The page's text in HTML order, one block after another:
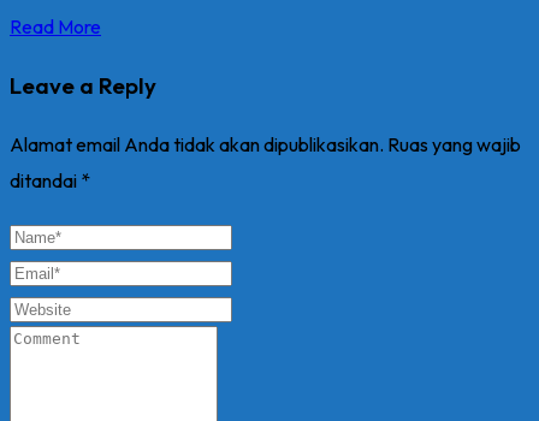
Read More
Leave a Reply
Alamat email Anda tidak akan dipublikasikan. Ruas yang wajib
ditandai *